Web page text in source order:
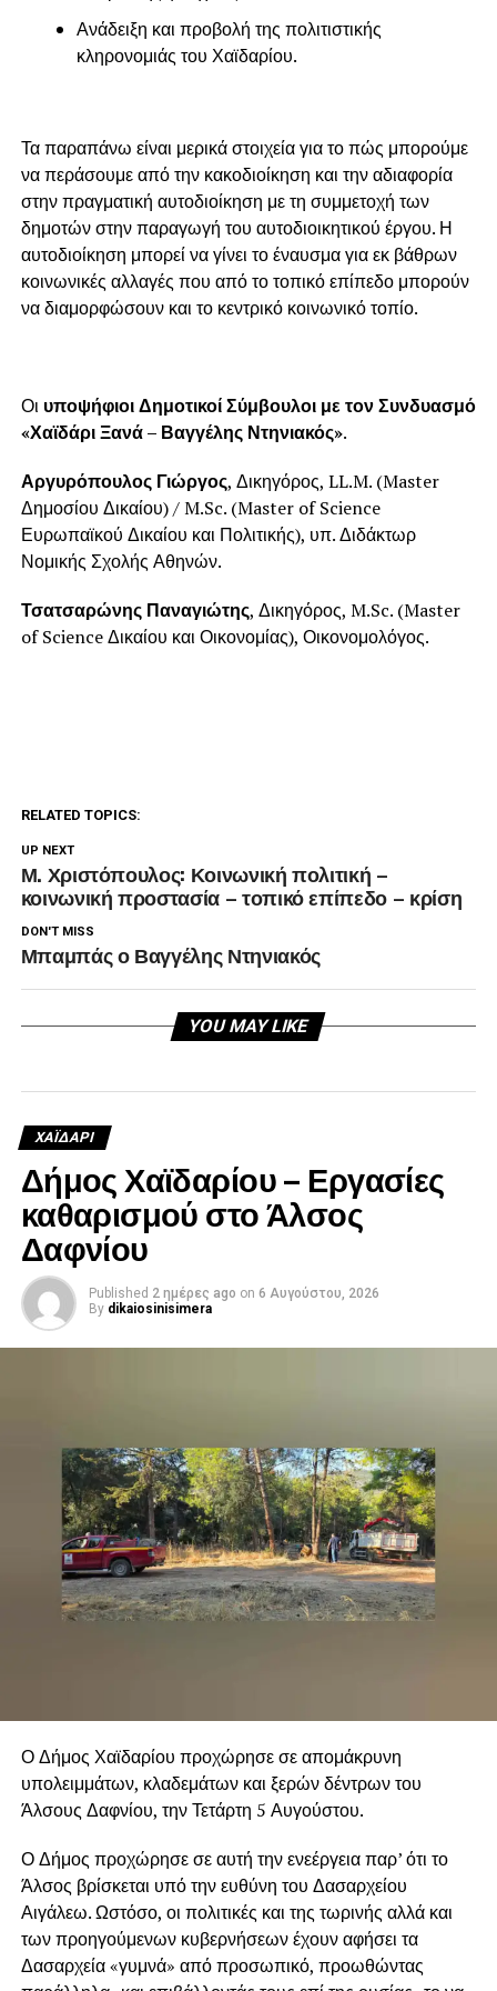
Ανάδειξη και προβολή της πολιτιστικής
κληρονομιάς του Χαϊδαρίου.
Τα παραπάνω είναι μερικά στοιχεία για το πώς μπορούμε
να περάσουμε από την κακοδιοίκηση και την αδιαφορία
στην πραγματική αυτοδιοίκηση με τη συμμετοχή των
δημοτών στην παραγωγή του αυτοδιοικητικού έργου. Η
αυτοδιοίκηση μπορεί να γίνει το έναυσμα για εκ βάθρων
κοινωνικές αλλαγές που από το τοπικό επίπεδο μπορούν
να διαμορφώσουν και το κεντρικό κοινωνικό τοπίο.
Οι υποψήφιοι Δημοτικοί Σύμβουλοι με τον Συνδυασμό
«Χαϊδάρι Ξανά – Βαγγέλης Ντηνιακός».
Αργυρόπουλος Γιώργος, Δικηγόρος, LL.M. (Master
Δημοσίου Δικαίου) / M.Sc. (Master of Science
Ευρωπαϊκού Δικαίου και Πολιτικής), υπ. Διδάκτωρ
Νομικής Σχολής Αθηνών.
Τσατσαρώνης Παναγιώτης, Δικηγόρος, M.Sc. (Master
of Science Δικαίου και Οικονομίας), Οικονομολόγος.
RELATED TOPICS:
UP NEXT
Μ. Χριστόπουλος: Κοινωνική πολιτική –
κοινωνική προστασία – τοπικό επίπεδο – κρίση
DON'T MISS
Μπαμπάς ο Βαγγέλης Ντηνιακός
YOU MAY LIKE
ΧΑΪΔΑΡΙ
Δήμος Χαϊδαρίου – Εργασίες
καθαρισμού στο Άλσος
Δαφνίου
Published 2 ημέρες ago on 6 Αυγούστου, 2026
By dikaiosinisimera
Ο Δήμος Χαϊδαρίου προχώρησε σε απομάκρυνη
υπολειμμάτων, κλαδεμάτων και ξερών δέντρων του
Άλσους Δαφνίου, την Τετάρτη 5 Αυγούστου.
Ο Δήμος προχώρησε σε αυτή την ενεέργεια παρ’ ότι το
Άλσος βρίσκεται υπό την ευθύνη του Δασαρχείου
Αιγάλεω. Ωστόσο, οι πολιτικές και της τωρινής αλλά και
των προηγούμενων κυβερνήσεων έχουν αφήσει τα
Δασαρχεία «γυμνά» από προσωπικό, προωθώντας